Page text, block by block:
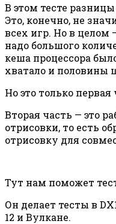
В этом тесте
Это, конечно, не
всех игр. Но в целом
надо большого
кеша процессора
хватало и
Но это только
Вторая часть — это
отрисовки, то есть
отрисовку для
Тут нам поможет
Он делает тесты в
12 и Вулкане.